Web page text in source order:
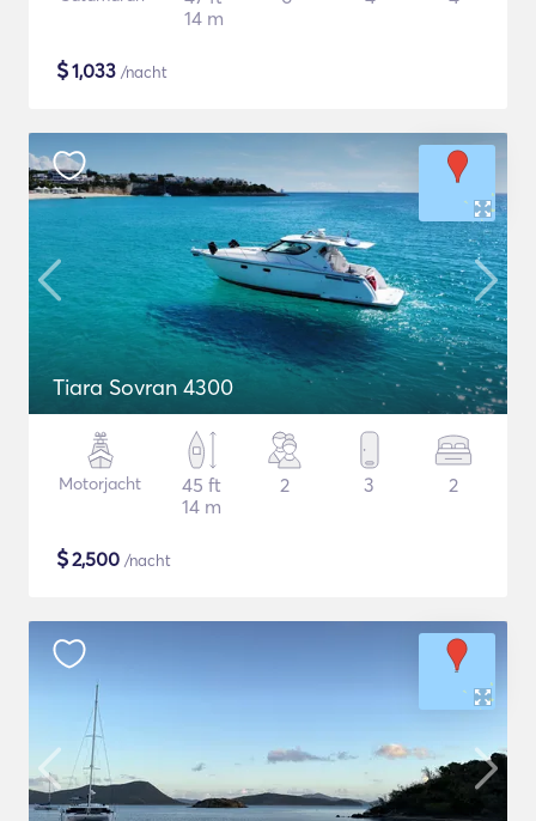
14 m
$1,033 /nacht
Tiara Sovran 4300
Motorjacht
45 ft
14 m
2 3 2
$2,500 /nacht